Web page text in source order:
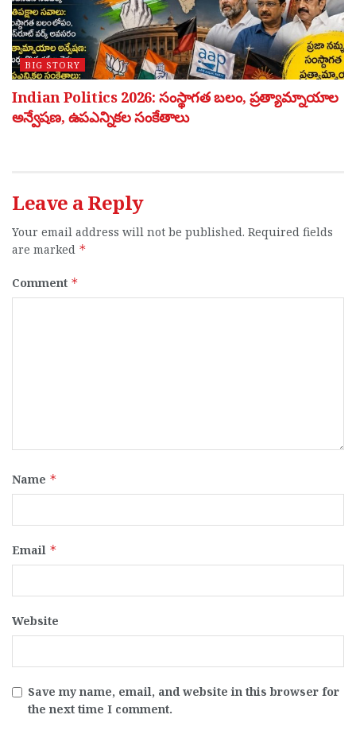
BIG STORY
Indian Politics 2026: సంస్థాగత బలం, ప్రత్యామ్నాయాల
అన్వేషణ, ఉపఎన్నికల సంకేతాలు
Leave a Reply
Your email address will not be published. Required fields
are marked *
Comment *
Name *
Email *
Website
Save my name, email, and website in this browser for
the next time I comment.